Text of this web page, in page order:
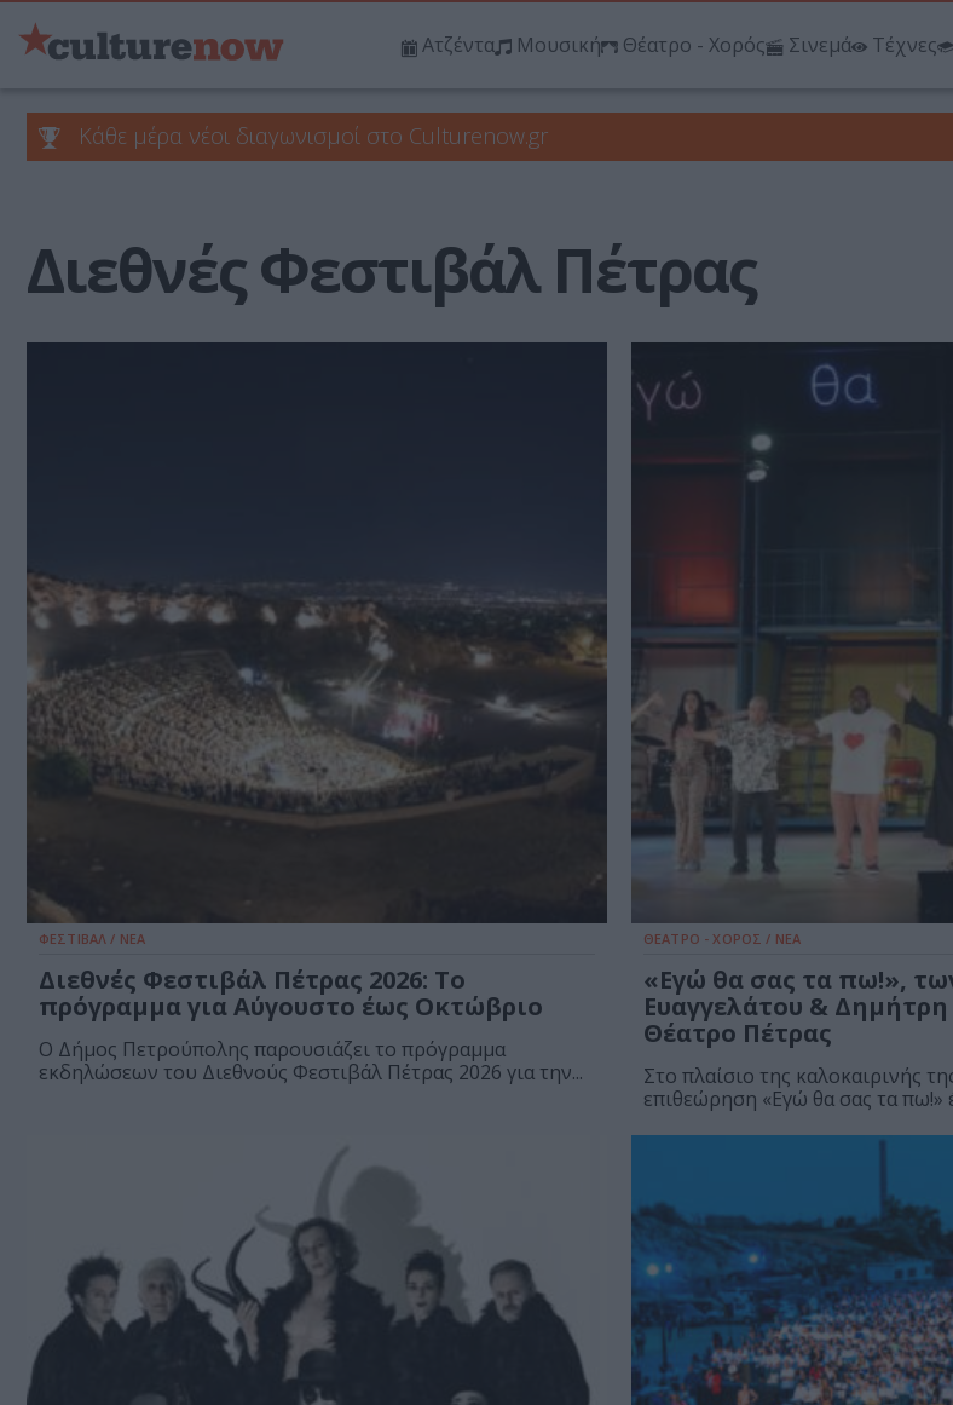
Ατζέντα Μουσική Θέατρο - Χορός Σινεμά Τέχνες
Κάθε μέρα νέοι διαγωνισμοί στο Culturenow.gr
Διεθνές Φεστιβάλ Πέτρας
ΦΕΣΤΙΒΑΛ / ΝΕΑ
Διεθνές Φεστιβάλ Πέτρας 2026: Το
πρόγραμμα για Αύγουστο έως Οκτώβριο
Ο Δήμος Πετρούπολης παρουσιάζει το πρόγραμμα
εκδηλώσεων του Διεθνούς Φεστιβάλ Πέτρας 2026 για την...
ΘΕΑΤΡΟ - ΧΟΡΟΣ / ΝΕΑ
«Εγώ θα σας τα πω!»,
Ευαγγελάτου &
Θέατρο Πέτρας
Στο πλαίσιο της καλοκαιρινής
επιθεώρηση «Εγώ θα σας τα πω!»